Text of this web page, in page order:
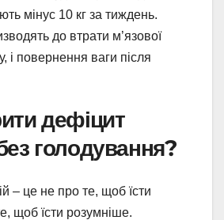
мінус 10 кг за тиждень.
до втрати м’язової
і повернення ваги після
дефіцит
голодування?
– це не про те, щоб їсти
щоб їсти розумніше.